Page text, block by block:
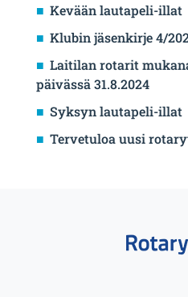
Kevään lautapeli-illat
Klubin jäsenkirje 4/
Laitilan rotarit
päivässä 31.8.2024
Syksyn lautapeli-illat
Tervetuloa uusi